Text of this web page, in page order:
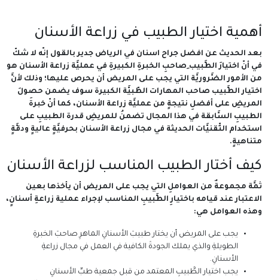
أهمية اختيار الطبيب في زراعة الأسنان
بعد الحديث عن افضل جراح اسنان في الرياض جدير بالقول إنّه لا شكّ
في أنّ اختيارَ الطَّبيب ِصاحبِ الخبرةِ الكبيرةِ في عمليَّة زراعة الأسنان هو
من الأمور الضَّروريَّة التي يجب على المريض أن يحرص عليها؛ وذلك لأنَّ
اختيار الطَّبيب صاحب المهارات الطّبيَّة الكبيرة سوف يضمن حصولَ
المريضِ على أفضلِ نتيجةٍ من عمليَّة زراعة الأسنان، كما أنّ خبرةَ
الطبيبِ السَّابقة في هذا المجال تضمنُ للمريضِ قدرة الطبيبِ على
استخدام التِّقنيَّات الحديثة في مجال زراعة الأسنان بحرفيَّةٍ عاليةٍ ودقَّةٍ
متناهيةٍ.
كيف أختار الطبيب المناسب لزراعة الأسنان
ثمَّة مجموعةٌ من العواملِ التي يجب على المريض أن يأخذها بعين
الاعتبار عند قيامه باختيارِ الطَّبيبِ المناسب لإجراء عملية زراعةِ أسنانٍ،
وهذه العوامل هي:
يجب على المريض أن يختار طبيبَ الأسنانِ الماهرِ صاحبَ الخبرةِ
الطويلةِ والذي يملك الجودةَ الكافية في العمل في مجال زراعةِ
الأسنانِ.
يجب اختيار الطَّبيبِ المعتمد من قبل جمعية طبِّ الأسنانِ